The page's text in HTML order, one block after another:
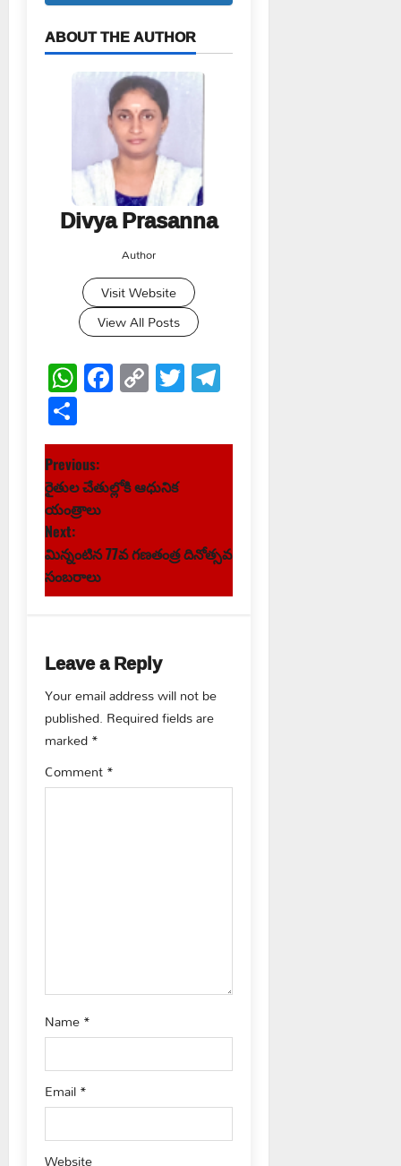
ABOUT THE AUTHOR
Divya Prasanna
Author
Visit Website
View All Posts
WhatsApp
Facebook
Copy
Link
Twitter
P
o
s
t
a
v
i
g
Previous:
రైతుల చేతుల్లోకి ఆధునిక
యంత్రాలు
Next:
మిన్నంటిన 77వ గణతంత్ర దినోత్సవ
సంబరాలు
Leave a Reply
Your email address will not be
published. Required fields are
marked*
Comment*
Name*
Email*